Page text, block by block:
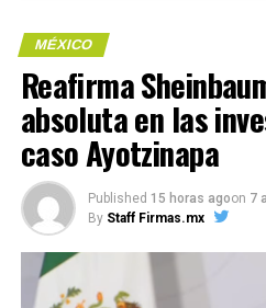
Me gusta esto:
COMPARTE ESTA
MÉXICO
Reafirma
absoluta en las
caso Ayotzinapa
Published 15 horas agoon 7
By Staff Firmas.mx